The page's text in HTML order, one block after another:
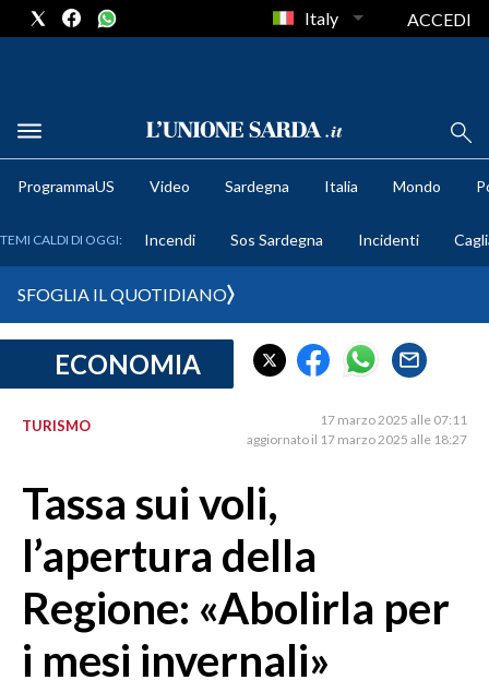
METEO
CRONACA SARDEGNA
PROVINCIA DI CAGLIARI
MEDIO CAMPIDANO
SASSARI E PROVINCIA
GALLURA
NUORO E PROVINCIA
OGLIASTRA
Italy ACCEDI
ProgrammaUS Video Sardegna Italia Mondo
TEMI CALDI DI OGGI: Incendi Sos Sardegna Incidenti
SFOGLIA IL QUOTIDIANO
ECONOMIA
TURISMO
17 marzo 2025 alle 07:11
aggiornato il 17 marzo 2025 alle 18:27
Tassa sui voli,
l’apertura della
Regione: «Abolirla per
i mesi invernali»